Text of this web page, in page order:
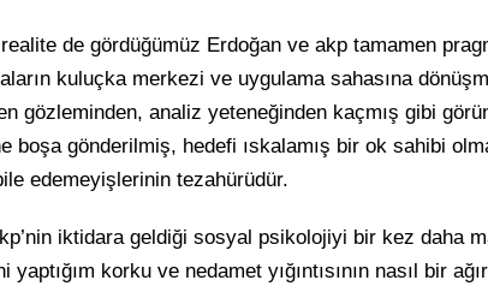
de gördüğümüz Erdoğan ve akp tamamen
kuluçka merkezi ve uygulama sahasına
gözleminden, analiz yeteneğinden kaçmış gibi
boşa gönderilmiş, hedefi ıskalamış bir ok sahibi
edemeyişlerinin tezahürüdür.
iktidara geldiği sosyal psikolojiyi bir kez daha
yaptığım korku ve nedamet yığıntısının nasıl bir